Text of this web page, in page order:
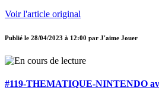
Voir l'article original
Publié le 28/04/2023 à 12:00 par J'aime Jouer
#119-THEMATIQUE-NINTENDO